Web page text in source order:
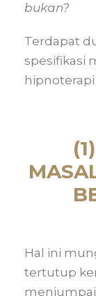
bukan?
Terdapat
spesifikasi
hipnoterapi
Hal ini
tertutup